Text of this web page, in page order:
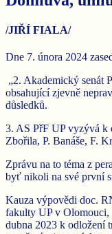
/JIŘÍ FIALA/
Dne 7. února 2024
„2. Akademický senát
obsahující zjevně
důsledků.
3. AS PřF UP vyzývá k
Zbořila, P. Banáše, F.
Zprávu na to téma z
byť nikoli na své první
Kauza výpovědi doc.
fakulty UP v Olomouci,
dubna 2023 k odložení